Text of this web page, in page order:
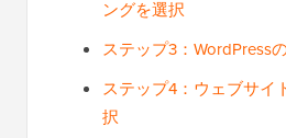
ングを選択
ステップ3：WordPress
ステップ4：ウェブサイ
択